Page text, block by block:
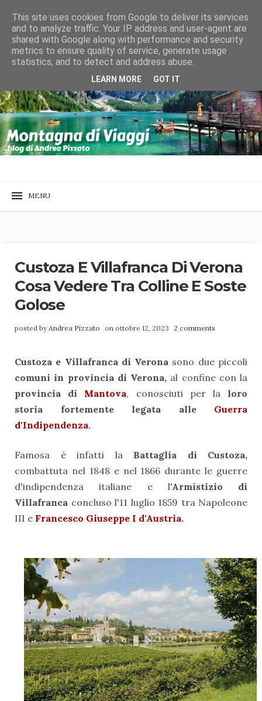
Custoza E Villafranca Di Verona
Cosa Vedere Tra Colline E Soste
Golose
posted by Andrea Pizzato on ottobre 12, 2023 2 comments
Custoza e Villafranca di Verona sono due piccoli
comuni in provincia di Verona, al confine con la
provincia di Mantova, conosciuti per la loro
storia fortemente legata alle Guerra
d'Indipendenza.
Famosa è infatti la Battaglia di Custoza,
combattuta nel 1848 e nel 1866 durante le guerre
d'indipendenza italiane e l'Armistizio di
Villafranca concluso l'11 luglio 1859 tra Napoleone
III e Francesco Giuseppe I d'Austria.
This site uses cookies from Google to deliver its services
and to analyze traffic. Your IP address and user-agent are
shared with Google along with performance and security
metrics to ensure quality of service, generate usage
statistics, and to detect and address abuse.
LEARN MORE GOT IT